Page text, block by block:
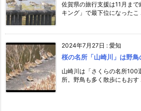
佐賀県の旅行支援は11月ま
キング」で最下位になったこ
2024年7月27日 : 愛知
桜の名所「山崎川」は野鳥
山崎川は「さくらの名所100
所。野鳥も多く散歩にもおす